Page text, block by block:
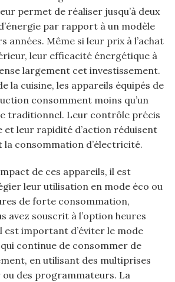
permet de réaliser jusqu’à deux
par rapport à un modèle
années. Même si leur prix à l’achat
leur efficacité énergétique à
largement cet investissement.
la cuisine, les appareils équipés de
consomment moins qu’un
traditionnel. Leur contrôle précis
et leur rapidité d’action réduisent
la consommation d’électricité.
de ces appareils, il est
leur utilisation en mode éco ou
de forte consommation,
avez souscrit à l’option heures
est important d’éviter le mode
continue de consommer de
en utilisant des multiprises
des programmateurs. La